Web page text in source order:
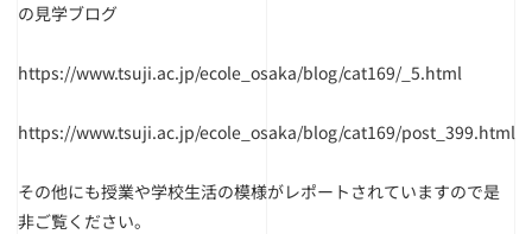
の見学ブログ
https://www.tsuji.ac.jp/ecole_osaka/blog/cat169/_5.html
https://www.tsuji.ac.jp/ecole_osaka/blog/cat169/post_399.html
その他にも授業や学校生活の模様がレポートされていますので是
非ご覧ください。